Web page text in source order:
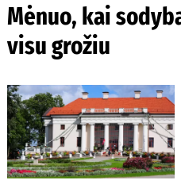
Mėnuo, kai
visu grožiu